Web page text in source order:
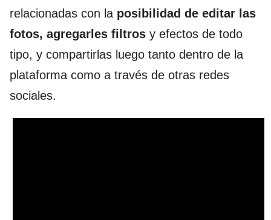
relacionadas con la posibilidad de editar las
fotos, agregarles filtros y efectos de todo
tipo, y compartirlas luego tanto dentro de la
plataforma como a través de otras redes
sociales.